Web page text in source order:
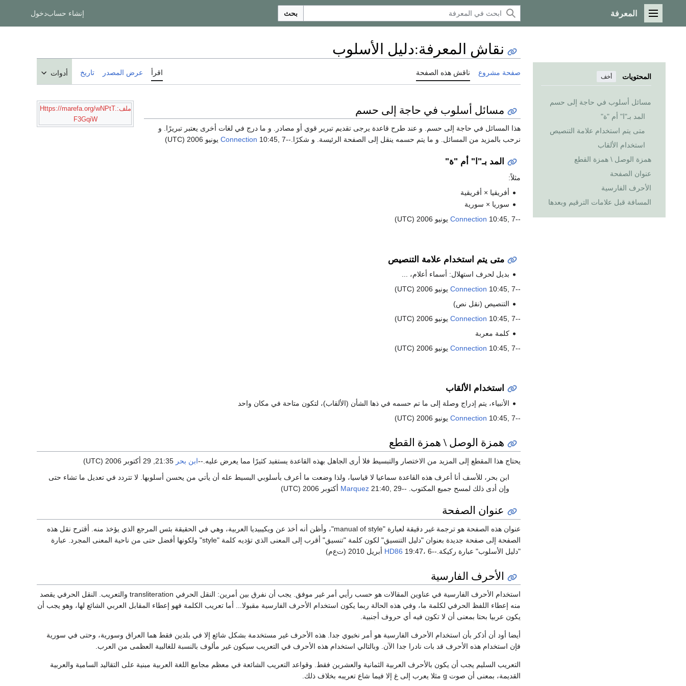
القائمة الرئيسية
المعرفة بحث إنشاء حسابدخول
المحتويات أخف
مسائل أسلوب في حاجة إلى حسم
المد بـ"ا" أم "ة"
متى يتم استخدام علامة التنصيص
استخدام الألقاب
همزة الوصل \ همزة القطع
عنوان الصفحة
الأحرف الفارسية
المسافة قبل علامات الترقيم وبعدها
نقاش المعرفة:دليل الأسلوب
صفحة مشروع ناقش هذه الصفحة اقرأ عرض المصدر تاريخ أدوات
ملف:Https://marefa.org/wNPtT.
F3GqiW
مسائل أسلوب في حاجة إلى حسم
هذا المسائل في حاجة إلى حسم. و عند طرح قاعدة يرجى تقديم تبرير قوي أو مصادر. و ما درج في لغات أخرى يعتبر تبريرًا. و
نرحب بالمزيد من المسائل. و ما يتم حسمه ينقل إلى الصفحة الرئيسة. و شكرًا.--
Connection 10:45, 7 يونيو 2006 (UTC)
المد بـ"ا" أم "ة"
مثلاً:
أفريقيا × أفريقية
سوريا × سورية
--
Connection 10:45, 7 يونيو 2006 (UTC)
متى يتم استخدام علامة التنصيص
بديل لحرف استهلال: أسماء أعلام، ...
--
Connection 10:45, 7 يونيو 2006 (UTC)
التنصيص (نقل نص)
--
Connection 10:45, 7 يونيو 2006 (UTC)
كلمة معربة
--
Connection 10:45, 7 يونيو 2006 (UTC)
استخدام الألقاب
الأنبياء، يتم إدراج وصلة إلى ما تم حسمه في ذها الشأن (الألقاب)، لتكون متاحة في مكان واحد
--
Connection 10:45, 7 يونيو 2006 (UTC)
همزة الوصل \ همزة القطع
يحتاج هذا المقطع إلى المزيد من الاختصار والتبسيط فلا أرى الجاهل بهذه القاعدة يستفيد كثيرًا مما يعرض عليه.--ابن بحر
ابن بحر، للأسف أنا أعرف هذه القاعدة سماعيا لا قياسيا، ولذا وضعت ما أعرف بأسلوبي البسيط عله أن يأتي من يحسن أسلوبها. لا تتردد في تعديل ما تشاء حتى
وإن أدى ذلك لمسح جميع المكتوب. --
Marquez21:40, 29 أكتوبر 2006 (UTC)
عنوان الصفحة
عنوان هذه الصفحة هو ترجمة غير دقيقة لعبارة "manual of style"، وأظن أنه أخذ عن ويكيبيديا العربية، وهي في الحقيقة بئس المرجع الذي يؤخذ منه. أقترح نقل هذه
الصفحة إلى صفحة جديدة بعنوان "دليل التنسيق" لكون كلمة "تنسيق" أقرب إلى المعنى الذي تؤديه كلمة "style" ولكونها أفضل حتى من ناحية المعنى المجرد. عبارة
"دليل الأسلوب" عبارة ركيكة.--
HD86 19:47، 6 أبريل 2010 (ت‌ع‌م)
الأحرف الفارسية
استخدام الأحرف الفارسية في عناوين المقالات هو حسب رأيي أمر غير موفق. يجب أن نفرق بين أمرين: النقل الحرفي transliteration والتعريب. النقل الحرفي يقصد
منه إعطاء اللفظ الحرفي لكلمة ما، وفي هذه الحالة ربما يكون استخدام الأحرف الفارسية مقبولا... أما تعريب الكلمة فهو إعطاء المقابل العربي الشائع لها، وهو يجب أن
يكون عربيا بحتا بمعنى أن لا تكون فيه أي حروف أجنبية.
أيضا أود أن أذكر بأن استخدام الأحرف الفارسية هو أمر نخبوي جدا. هذه الأحرف غير مستخدمة بشكل شائع إلا في بلدين فقط هما العراق وسورية، وحتى في سورية
فإن استخدام هذه الأحرف قد بات نادرا جدا الآن. وبالتالي استخدام هذه الأحرف في التعريب سيكون غير مألوف بالنسبة للغالبية العظمى من العرب.
التعريب السليم يجب أن يكون بالأحرف العربية الثمانية والعشرين فقط. وقواعد التعريب الشائعة في معظم مجامع اللغة العربية مبنية على التقاليد السامية والعربية
القديمة، بمعنى أن صوت g مثلا يعرب إلى غ إلا فيما شاع تعريبه بخلاف ذلك.